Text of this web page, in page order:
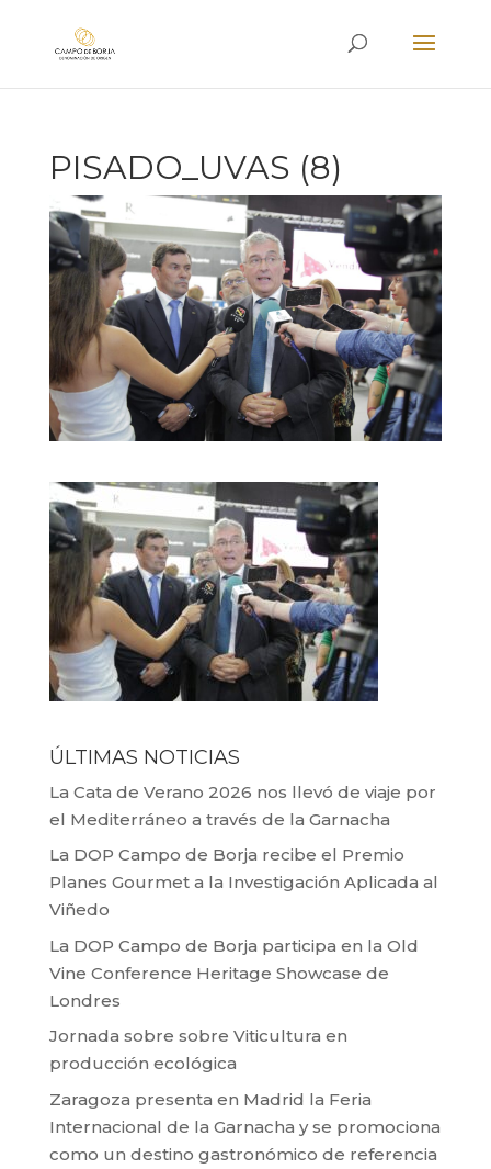
PISADO_UVAS (8)
ÚLTIMAS NOTICIAS
La Cata de Verano 2026 nos llevó de viaje por
el Mediterráneo a través de la Garnacha
La DOP Campo de Borja recibe el Premio
Planes Gourmet a la Investigación Aplicada al
Viñedo
La DOP Campo de Borja participa en la Old
Vine Conference Heritage Showcase de
Londres
Jornada sobre sobre Viticultura en
producción ecológica
Zaragoza presenta en Madrid la Feria
Internacional de la Garnacha y se promociona
como un destino gastronómico de referencia